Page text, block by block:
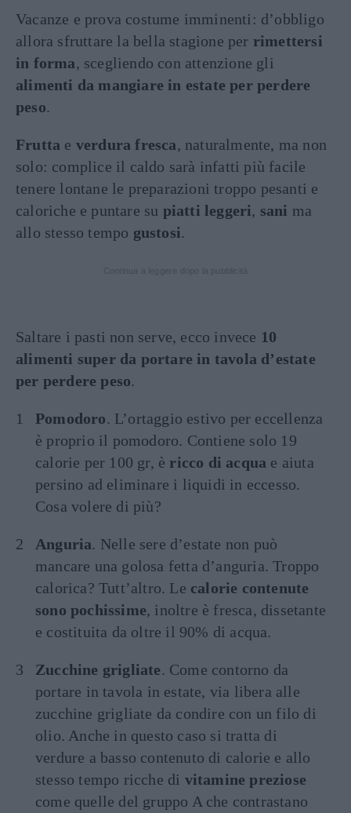
Vacanze e prova costume imminenti: d’obbligo
allora sfruttare la bella stagione per rimettersi
in forma, scegliendo con attenzione gli
alimenti da mangiare in estate per perdere
peso.
Frutta e verdura fresca, naturalmente, ma non
solo: complice il caldo sarà infatti più facile
tenere lontane le preparazioni troppo pesanti e
caloriche e puntare su piatti leggeri, sani ma
allo stesso tempo gustosi.
Saltare i pasti non serve, ecco invece 10
alimenti super da portare in tavola d’estate
per perdere peso.
Pomodoro. L’ortaggio estivo per eccellenza
è proprio il pomodoro. Contiene solo 19
calorie per 100 gr, è ricco di acqua e aiuta
persino ad eliminare i liquidi in eccesso.
Cosa volere di più?
Anguria. Nelle sere d’estate non può
mancare una golosa fetta d’anguria. Troppo
calorica? Tutt’altro. Le calorie contenute
sono pochissime, inoltre è fresca, dissetante
e costituita da oltre il 90% di acqua.
Zucchine grigliate. Come contorno da
portare in tavola in estate, via libera alle
zucchine grigliate da condire con un filo di
olio. Anche in questo caso si tratta di
verdure a basso contenuto di calorie e allo
stesso tempo ricche di vitamine preziose
come quelle del gruppo A che contrastano